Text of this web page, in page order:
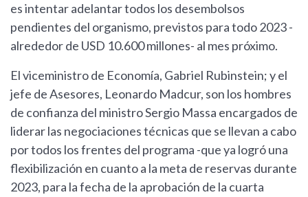
es intentar adelantar todos los desembolsos
pendientes del organismo, previstos para todo 2023 -
alrededor de USD 10.600 millones- al mes próximo.
El viceministro de Economía, Gabriel Rubinstein; y el
jefe de Asesores, Leonardo Madcur, son los hombres
de confianza del ministro Sergio Massa encargados de
liderar las negociaciones técnicas que se llevan a cabo
por todos los frentes del programa -que ya logró una
flexibilización en cuanto a la meta de reservas durante
2023, para la fecha de la aprobación de la cuarta